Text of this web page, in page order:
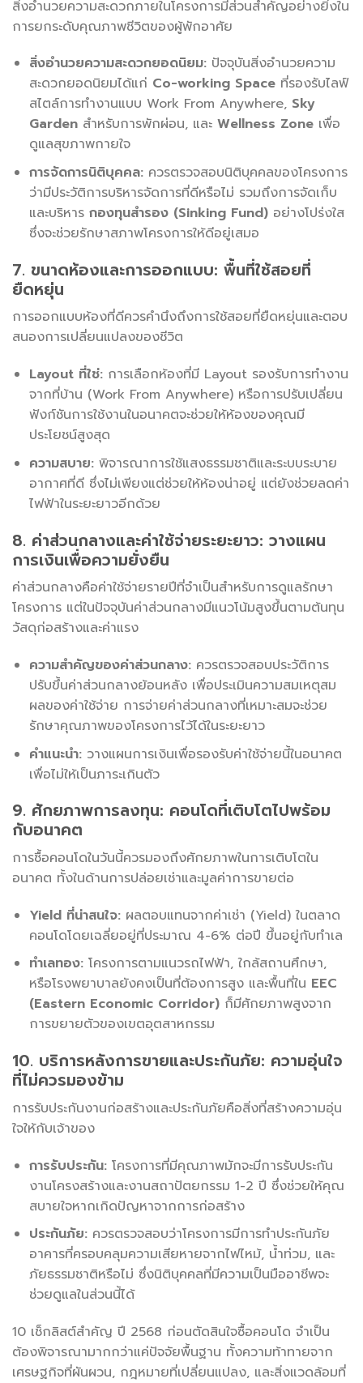
สิ่งอำนวยความสะดวกภายในโครงการมีส่วนสำคัญอย่างยิ่งใน
การยกระดับคุณภาพชีวิตของผู้พักอาศัย
สิ่งอำนวยความสะดวกยอดนิยม:ปัจจุบันสิ่งอำนวยความ
สะดวกยอดนิยมได้แก่ Co-working Spaceที่รองรับไลฟ์
สไตล์การทำงานแบบ Work From Anywhere, Sky
Gardenสำหรับการพักผ่อน, และ Wellness Zoneเพื่อ
ดูแลสุขภาพกายใจ
การจัดการนิติบุคคล:ควรตรวจสอบนิติบุคคลของโครงการ
ว่ามีประวัติการบริหารจัดการที่ดีหรือไม่ รวมถึงการจัดเก็บ
และบริหาร กองทุนสำรอง (Sinking Fund)อย่างโปร่งใส
ซึ่งจะช่วยรักษาสภาพโครงการให้ดีอยู่เสมอ
7. ขนาดห้องและการออกแบบ: พื้นที่ใช้สอยที่
ยืดหยุ่น
การออกแบบห้องที่ดีควรคำนึงถึงการใช้สอยที่ยืดหยุ่นและตอบ
สนองการเปลี่ยนแปลงของชีวิต
Layout ที่ใช่:การเลือกห้องที่มี Layout รองรับการทำงาน
จากที่บ้าน (Work From Anywhere) หรือการปรับเปลี่ยน
ฟังก์ชันการใช้งานในอนาคตจะช่วยให้ห้องของคุณมี
ประโยชน์สูงสุด
ความสบาย:พิจารณาการใช้แสงธรรมชาติและระบบระบาย
อากาศที่ดี ซึ่งไม่เพียงแต่ช่วยให้ห้องน่าอยู่ แต่ยังช่วยลดค่า
ไฟฟ้าในระยะยาวอีกด้วย
8. ค่าส่วนกลางและค่าใช้จ่ายระยะยาว: วางแผน
การเงินเพื่อความยั่งยืน
ค่าส่วนกลางคือค่าใช้จ่ายรายปีที่จำเป็นสำหรับการดูแลรักษา
โครงการ แต่ในปัจจุบันค่าส่วนกลางมีแนวโน้มสูงขึ้นตามต้นทุน
วัสดุก่อสร้างและค่าแรง
ความสำคัญของค่าส่วนกลาง:ควรตรวจสอบประวัติการ
ปรับขึ้นค่าส่วนกลางย้อนหลัง เพื่อประเมินความสมเหตุสม
ผลของค่าใช้จ่าย การจ่ายค่าส่วนกลางที่เหมาะสมจะช่วย
รักษาคุณภาพของโครงการไว้ได้ในระยะยาว
คำแนะนำ:วางแผนการเงินเพื่อรองรับค่าใช้จ่ายนี้ในอนาคต
เพื่อไม่ให้เป็นภาระเกินตัว
9. ศักยภาพการลงทุน: คอนโดที่เติบโตไปพร้อม
กับอนาคต
การซื้อคอนโดในวันนี้ควรมองถึงศักยภาพในการเติบโตใน
อนาคต ทั้งในด้านการปล่อยเช่าและมูลค่าการขายต่อ
Yield ที่น่าสนใจ:ผลตอบแทนจากค่าเช่า (Yield) ในตลาด
คอนโดโดยเฉลี่ยอยู่ที่ประมาณ 4-6% ต่อปี ขึ้นอยู่กับทำเล
ทำเลทอง:โครงการตามแนวรถไฟฟ้า, ใกล้สถานศึกษา,
หรือโรงพยาบาลยังคงเป็นที่ต้องการสูง และพื้นที่ใน EEC
(Eastern Economic Corridor)ก็มีศักยภาพสูงจาก
การขยายตัวของเขตอุตสาหกรรม
10. บริการหลังการขายและประกันภัย: ความอุ่นใจ
ที่ไม่ควรมองข้าม
การรับประกันงานก่อสร้างและประกันภัยคือสิ่งที่สร้างความอุ่น
ใจให้กับเจ้าของ
การรับประกัน:โครงการที่มีคุณภาพมักจะมีการรับประกัน
งานโครงสร้างและงานสถาปัตยกรรม 1-2 ปี ซึ่งช่วยให้คุณ
สบายใจหากเกิดปัญหาจากการก่อสร้าง
ประกันภัย:ควรตรวจสอบว่าโครงการมีการทำประกันภัย
อาคารที่ครอบคลุมความเสียหายจากไฟไหม้, น้ำท่วม, และ
ภัยธรรมชาติหรือไม่ ซึ่งนิติบุคคลที่มีความเป็นมืออาชีพจะ
ช่วยดูแลในส่วนนี้ได้
10 เช็กลิสต์สำคัญ ปี 2568 ก่อนตัดสินใจซื้อคอนโด จำเป็น
ต้องพิจารณามากกว่าแค่ปัจจัยพื้นฐาน ทั้งความท้าทายจาก
เศรษฐกิจที่ผันผวน, กฎหมายที่เปลี่ยนแปลง, และสิ่งแวดล้อมที่